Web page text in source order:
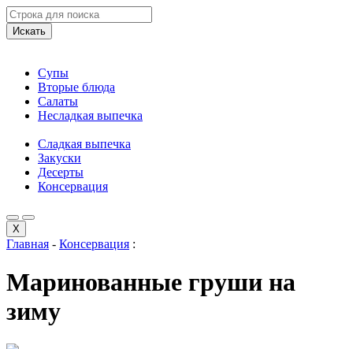
Искать
Супы
Вторые блюда
Салаты
Несладкая выпечка
Сладкая выпечка
Закуски
Десерты
Консервация
X
Главная - Консервация :
Маринованные груши на
зиму